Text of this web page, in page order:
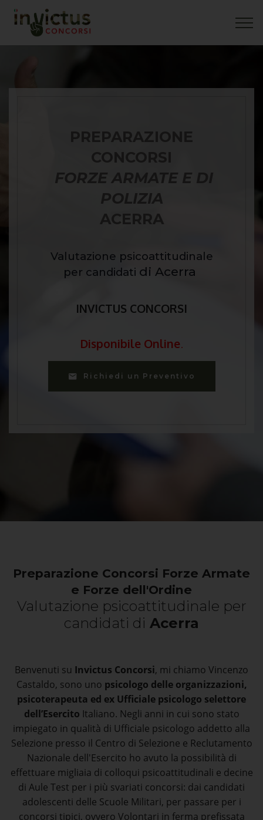
PREPARAZIONE
CONCORSI
FORZE ARMATE E DI
POLIZIA
ACERRA
Valutazione psicoattitudinale
per candidati di Acerra
INVICTUS CONCORSI
Disponibile Online.
Richiedi un Preventivo
Preparazione Concorsi Forze Armate
e Forze dell'Ordine
Valutazione psicoattitudinale per
candidati di Acerra
Benvenuti su Invictus Concorsi, mi chiamo Vincenzo
Castaldo, sono uno psicologo delle organizzazioni,
psicoterapeuta ed ex Ufficiale psicologo selettore
dell’Esercito Italiano. Negli anni in cui sono stato
impiegato in qualità di Ufficiale psicologo addetto alla
Selezione presso il Centro di Selezione e Reclutamento
Nazionale dell'Esercito ho avuto la possibilità di
effettuare migliaia di colloqui psicoattitudinali e decine
di Aule Test per i più svariati concorsi: dai candidati
adolescenti delle Scuole Militari, per passare per i
concorsi tipici, ovvero Volontari in ferma prefissata